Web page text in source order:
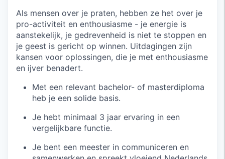
Als mensen over je praten, hebben ze het over je
pro-activiteit en enthousiasme - je energie is
aanstekelijk, je gedrevenheid is niet te stoppen en
je geest is gericht op winnen. Uitdagingen zijn
kansen voor oplossingen, die je met enthousiasme
en ijver benadert.
Met een relevant bachelor- of masterdiploma
heb je een solide basis.
Je hebt minimaal 3 jaar ervaring in een
vergelijkbare functie.
Je bent een meester in communiceren en